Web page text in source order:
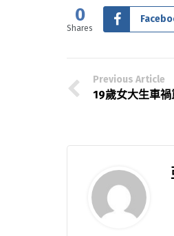
0
Shares
Previous Article
19歲女大生車